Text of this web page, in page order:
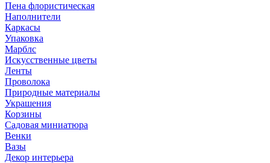
Пена флористическая
Наполнители
Каркасы
Упаковка
Марблс
Искусственные цветы
Ленты
Проволока
Природные материалы
Украшения
Корзины
Садовая миниатюра
Венки
Вазы
Декор интерьера